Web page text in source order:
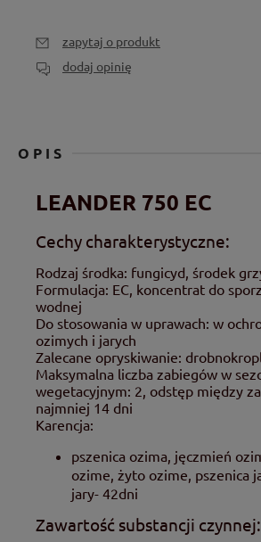
zapytaj o produkt
dodaj opinię
OPIS
LEANDER 750 EC
Cechy charakterystyczne:
Rodzaj środka: fungicyd, środek
Formulacja: EC, koncentrat do
wodnej
Do stosowania w uprawach: w
ozimych i jarych
Zalecane opryskiwanie:
Maksymalna liczba zabiegów w
wegetacyjnym: 2, odstęp między
najmniej 14 dni
Karencja:
pszenica ozima, jęczmień
ozime, żyto ozime, pszenica
jary- 42dni
Zawartość substancji czynnej: